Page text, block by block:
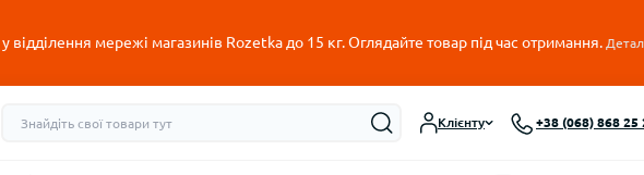
мережі магазинів Rozetka до 15 кг. Оглядайте товар під час отримання.
Клієнту +38 (068) 868 25